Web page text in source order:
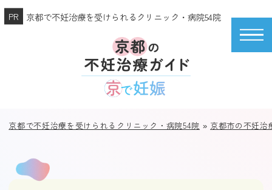
京都で不妊治療を受けられるクリニック・病院54院
京都で不妊治療を受けられるクリニック・病院54院 » 京都市の不妊治